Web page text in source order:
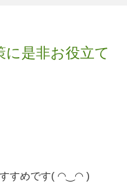
に是非お役立て
すすめです( ◠‿◠ )